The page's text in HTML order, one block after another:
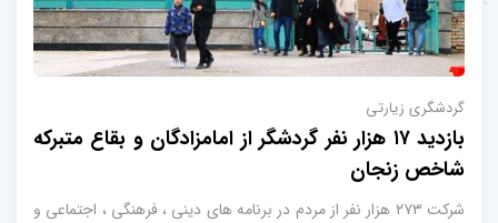
گردشگری زیارتی
بازدید ۱۷ هزار نفر گردشگر از امامزادگان و بقاع متبرکه
شاخص زنجان
شرکت ۲۷۳ هزار نفر از مردم در برنامه های دینی ، فرهنگی ، اجتماعی و